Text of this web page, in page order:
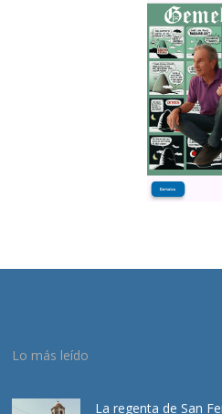
Lo más leído
La regenta de San